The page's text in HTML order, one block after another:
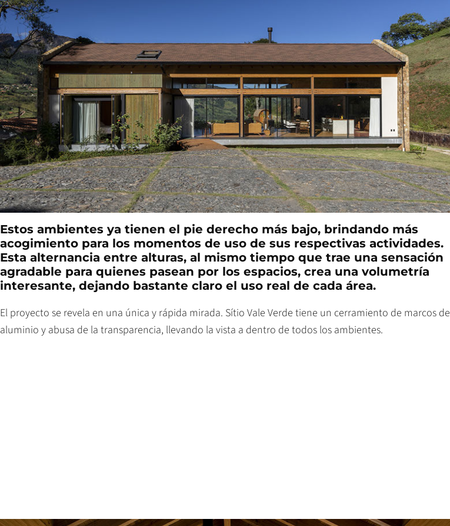
Estos ambientes ya tienen el pie derecho más bajo, brindando más
acogimiento para los momentos de uso de sus respectivas actividades.
Esta alternancia entre alturas, al mismo tiempo que trae una sensación
agradable para quienes pasean por los espacios, crea una volumetría
interesante, dejando bastante claro el uso real de cada área.
El proyecto se revela en una única y rápida mirada. Sítio Vale Verde tiene un cerramiento de marcos de
aluminio y abusa de la transparencia, llevando la vista a dentro de todos los ambientes.